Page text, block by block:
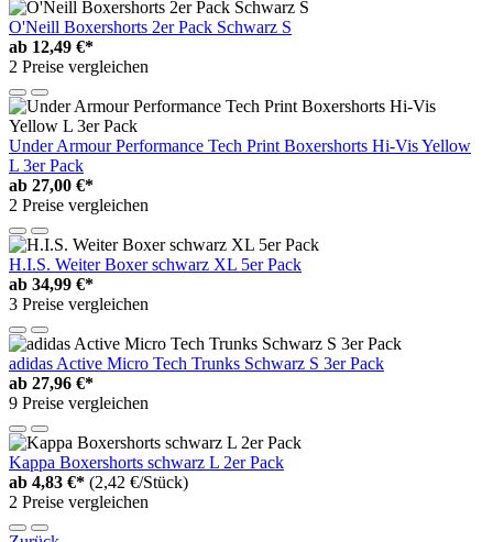
O'Neill Boxershorts 2er Pack Schwarz S
ab 12,49 €*
2 Preise vergleichen
Under Armour Performance Tech Print Boxershorts Hi-Vis Yellow
L 3er Pack
ab 27,00 €*
2 Preise vergleichen
H.I.S. Weiter Boxer schwarz XL 5er Pack
ab 34,99 €*
3 Preise vergleichen
adidas Active Micro Tech Trunks Schwarz S 3er Pack
ab 27,96 €*
9 Preise vergleichen
Kappa Boxershorts schwarz L 2er Pack
ab 4,83 €* (2,42 €/Stück)
2 Preise vergleichen